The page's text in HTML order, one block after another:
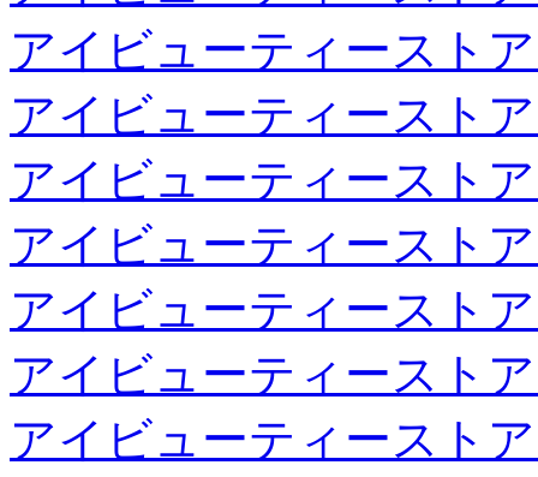
アイビューティースト
アイビューティースト
アイビューティースト
アイビューティースト
アイビューティースト
アイビューティースト
アイビューティースト